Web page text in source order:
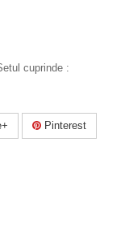
cuprinde :
Pinterest